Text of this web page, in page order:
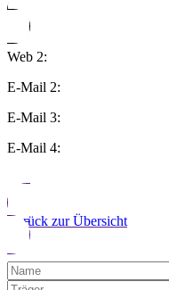
Web 2:
E-Mail 2:
E-Mail 3:
E-Mail 4:
Zurück zur Übersicht